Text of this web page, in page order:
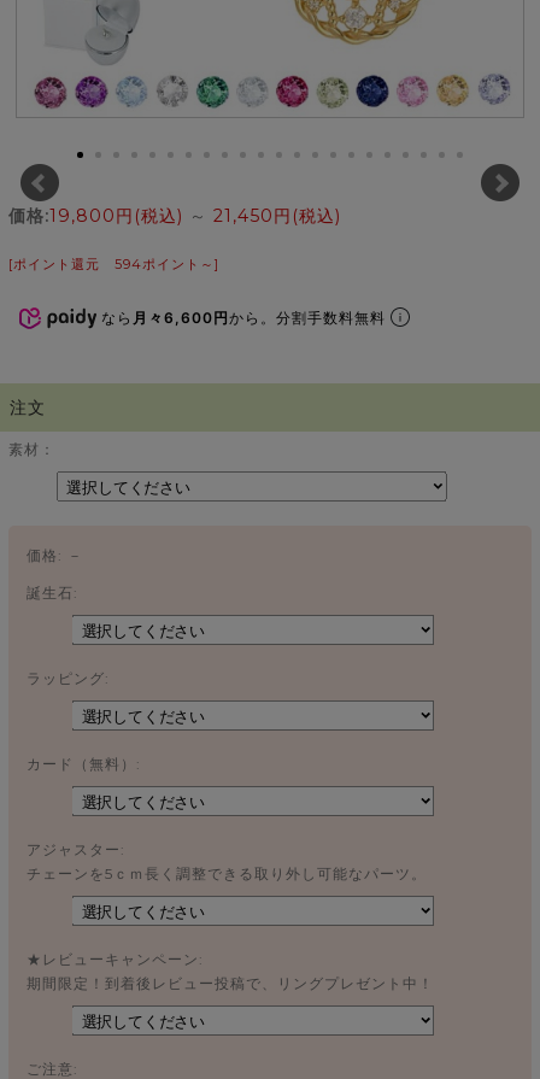
価格:19,800円 (税込) ～ 21,450円 (税込)
[ポイント還元 594ポイント～]
なら 月々6,600円から。分割手数料無料
注文
素材：
価格: －
誕生石:
ラッピング:
カード（無料）:
アジャスター:
チェーンを5ｃｍ長く調整できる取り外し可能なパーツ。
★レビューキャンペーン:
期間限定！到着後レビュー投稿で、リングプレゼント中！
ご注意: